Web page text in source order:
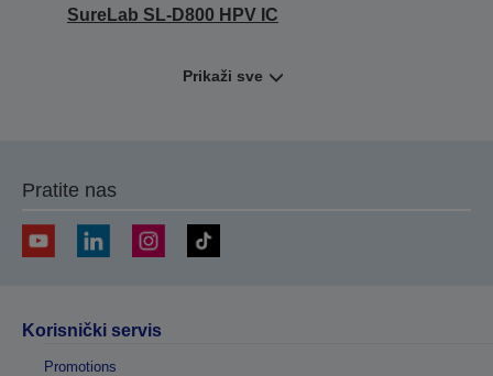
SureLab SL-D800 HPV IC
Prikaži sve
Pratite nas
Korisnički servis
Promotions